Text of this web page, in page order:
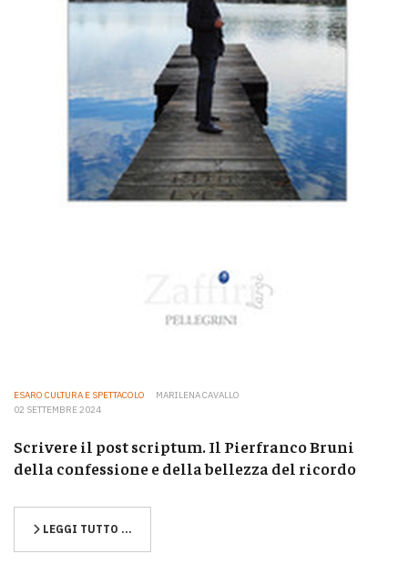
ESARO CULTURA E SPETTACOLO
MARILENA CAVALLO
02 SETTEMBRE 2024
Scrivere il post scriptum. Il Pierfranco Bruni
della confessione e della bellezza del ricordo
LEGGI TUTTO …